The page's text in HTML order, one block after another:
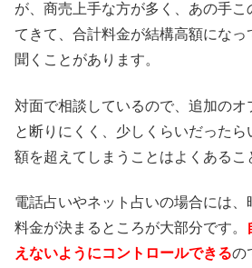
が、商売上手な方が多く、あの手こ
てきて、合計料金が結構高額にな
聞くことがあります。
対面で相談しているので、追加のオ
と断りにくく、少しくらいだった
額を超えてしまうことはよくあるこ
電話占いやネット占いの場合には、
料金が決まるところが大部分です。
えないようにコントロールできるの